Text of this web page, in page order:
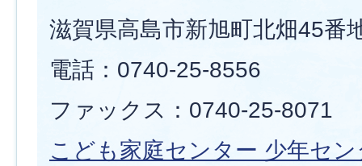
滋賀県高島市新旭町北畑45番
電話：0740-25-8556
ファックス：0740-25-8071
こども家庭センター 少年セ